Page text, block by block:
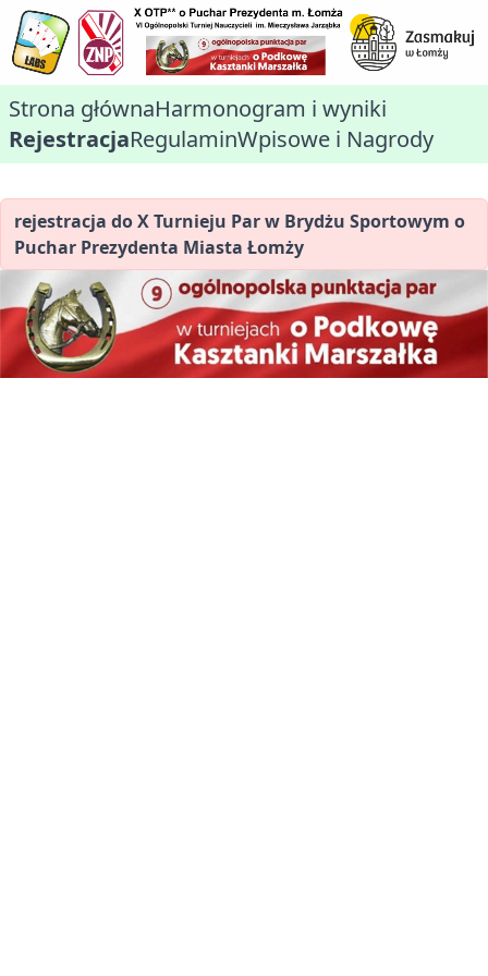
Strona głównaHarmonogram i wyniki
RejestracjaRegulaminWpisowe i Nagrody
rejestracja do X Turnieju Par w Brydżu Sportowym o
Puchar Prezydenta Miasta Łomży